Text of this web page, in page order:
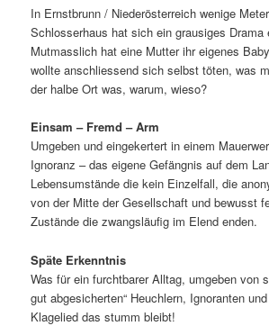
In Ernstbrunn / Niederösterreich wenige
Schlosserhaus hat sich ein grausiges Drama
Mutmasslich hat eine Mutter ihr eigenes
wollte anschliessend sich selbst töten, was
der halbe Ort was, warum, wieso?
Einsam – Fremd – Arm
Umgeben und eingekertert in einem
Ignoranz – das eigene Gefängnis auf dem
Lebensumstände die kein Einzelfall, die
von der Mitte der Gesellschaft und bewusst
Zustände die zwangsläufig im Elend enden.
Späte Erkenntnis
Was für ein furchtbarer Alltag, umgeben von
gut abgesicherten“ Heuchlern, Ignoranten
Klagelied das stumm bleibt!